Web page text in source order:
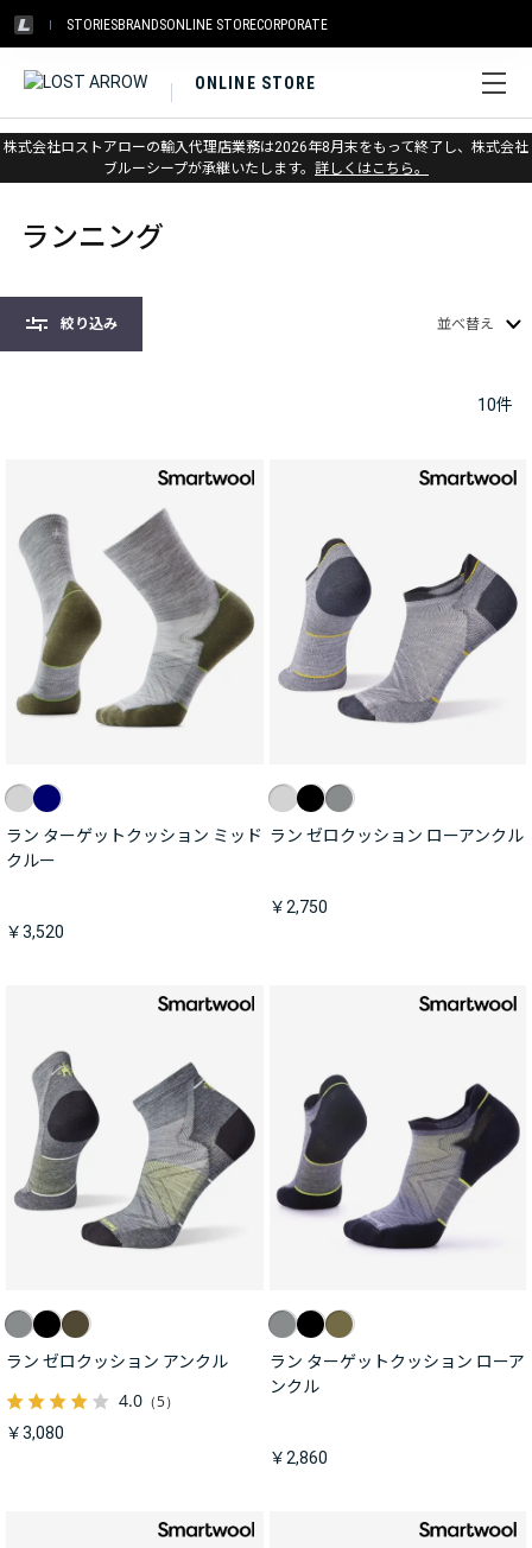
STORIESBRANDSONLINE STORECORPORATE
ONLINE STORE
株式会社ロストアローの輸入代理店業務は2026年8月末をもって終了し、株式会社
ブルーシープが承継いたします。 詳しくはこちら。
ホーム > ソックス > ランニング
ランニング
絞り込み 並べ替え
10件
ラン ターゲットクッション ミッド
クルー
￥3,520
ラン ゼロクッション ローアンクル
￥2,750
ラン ゼロクッション アンクル
4.0 （5）
￥3,080
ラン ターゲットクッション ローア
ンクル
￥2,860